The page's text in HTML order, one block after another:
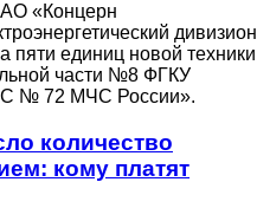
«Концерн
дивизион
пяти единиц новой техники
части №8 ФГКУ
№ 72 МЧС России».
количество
кому платят